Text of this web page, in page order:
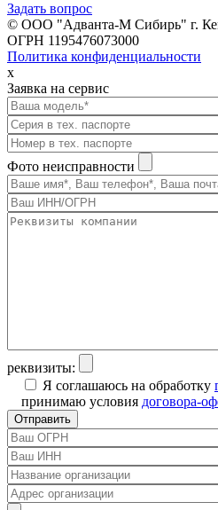
Задать вопрос
© ООО "Адванта-М Сибирь" г.
ОГРН 1195476073000
Политика конфиденциальности
x
Заявка на сервис
Фото неисправности
реквизиты:
Я соглашаюсь на обработку
принимаю условия договора-